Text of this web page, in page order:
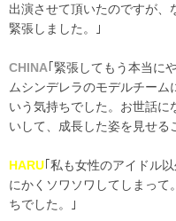
出演させて頂いたのですが、
緊張しました。｣
CHINA ｢緊張してもう本当
ムシンデレラのモデルチー
いう気持ちでした。お世話に
いして、成長した姿を見せる
HARU ｢私も女性のアイドル
にかくソワソワしてしまっ
ちでした。｣